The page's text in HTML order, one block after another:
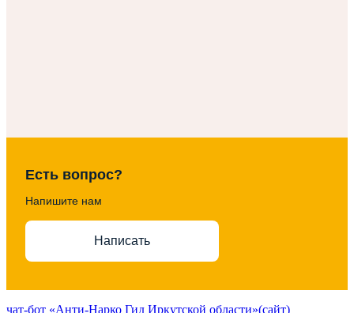
Есть вопрос?
Напишите нам
Написать
чат-бот «Анти-Нарко Гид Иркутской области»(сайт)